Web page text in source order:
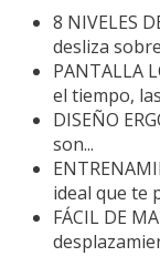
8 NIVELES
desliza
PANTALLA
el tiempo,
DISEÑO
son...
ideal que te
FÁCIL DE